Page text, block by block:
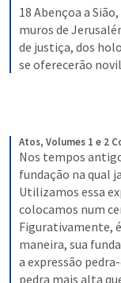
18 Abençoa a
muros de
de justiça, dos
se oferecerão
Atos, Volumes 1 e 2
Nos tempos
fundação na qual
Utilizamos essa
colocamos num
Figurativamente,
maneira, sua
a expressão
pedra mais alta